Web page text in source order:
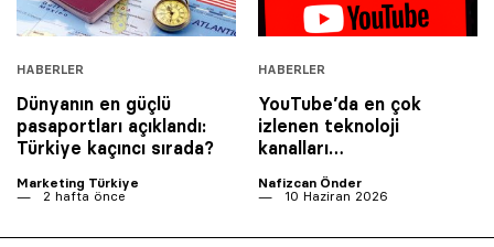
HABERLER
Dünyanın en güçlü
pasaportları açıklandı:
Türkiye kaçıncı sırada?
Marketing Türkiye
2 hafta önce
HABERLER
YouTube’da en çok
izlenen teknoloji
kanalları…
Nafizcan Önder
10 Haziran 2026